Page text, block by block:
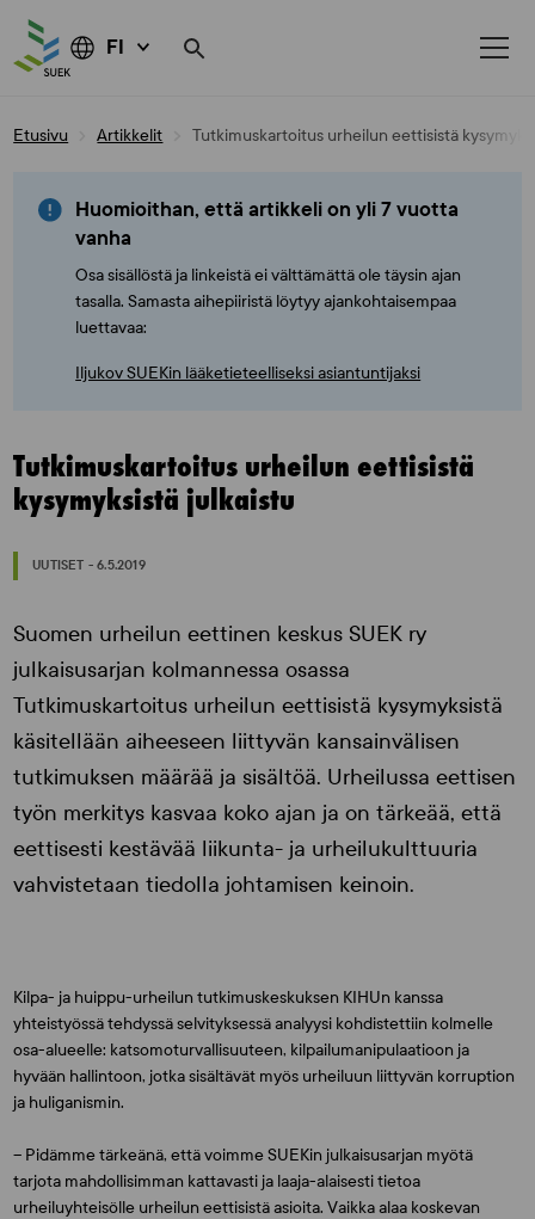
FI
Etusivu Artikkelit Tutkimuskartoitus urheilun eettisistä
Huomioithan, että artikkeli on yli 7 vuotta
vanha
Osa sisällöstä ja linkeistä ei välttämättä ole täysin ajan
tasalla. Samasta aihepiiristä löytyy ajankohtaisempaa
luettavaa:
Iljukov SUEKin lääketieteelliseksi asiantuntijaksi
Tutkimuskartoitus urheilun eettisistä
kysymyksistä julkaistu
UUTISET - 6.5.2019
Suomen urheilun eettinen keskus SUEK ry
julkaisusarjan kolmannessa osassa
Tutkimuskartoitus urheilun eettisistä kysymyksistä
käsitellään aiheeseen liittyvän kansainvälisen
tutkimuksen määrää ja sisältöä. Urheilussa eettisen
työn merkitys kasvaa koko ajan ja on tärkeää, että
eettisesti kestävää liikunta- ja urheilukulttuuria
vahvistetaan tiedolla johtamisen keinoin.
Kilpa- ja huippu-urheilun tutkimuskeskuksen KIHUn kanssa
yhteistyössä tehdyssä selvityksessä analyysi kohdistettiin kolmelle
osa-alueelle: katsomoturvallisuuteen, kilpailumanipulaatioon ja
hyvään hallintoon, jotka sisältävät myös urheiluun liittyvän korruption
ja huliganismin.
– Pidämme tärkeänä, että voimme SUEKin julkaisusarjan myötä
tarjota mahdollisimman kattavasti ja laaja-alaisesti tietoa
urheiluyhteisölle urheilun eettisistä asioita. Vaikka alaa koskevan